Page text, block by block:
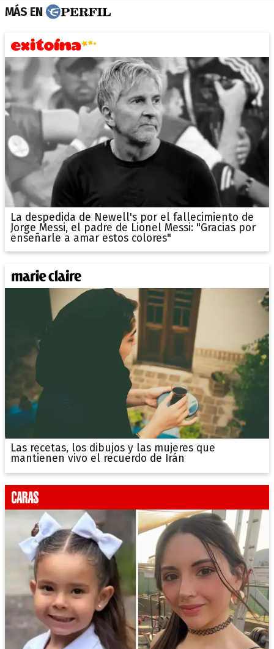
MÁS EN
La despedida de Newell's por el fallecimiento de
Jorge Messi, el padre de Lionel Messi: "Gracias por
enseñarle a amar estos colores"
Las recetas, los dibujos y las mujeres que
mantienen vivo el recuerdo de Irán